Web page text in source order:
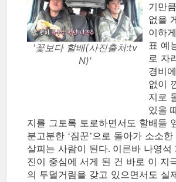
'꽃보다 할배(사진출처:tv
N)'
기만
없을
이하
표 예
로 자
경비
없이
지로
있을
지를 그토록 토로하면서도 할배들
분고분한 ‘짐꾼’으로 돌아가 소소
살피는 사람이 된다. 이른바 나영석
진이 중심에 서게 된 건 바로 이 지
의 투덜거림을 갖고 있으면서도 실